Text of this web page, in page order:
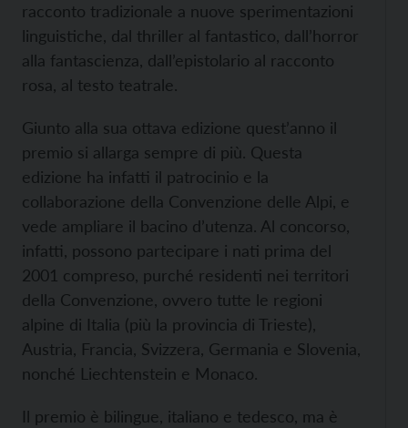
racconto tradizionale a nuove sperimentazioni
linguistiche, dal thriller al fantastico, dall’horror
alla fantascienza, dall’epistolario al racconto
rosa, al testo teatrale.
Giunto alla sua ottava edizione quest’anno il
premio si allarga sempre di più. Questa
edizione ha infatti il patrocinio e la
collaborazione della Convenzione delle Alpi, e
vede ampliare il bacino d’utenza. Al concorso,
infatti, possono partecipare i nati prima del
2001 compreso, purché residenti nei territori
della Convenzione, ovvero tutte le regioni
alpine di Italia (più la provincia di Trieste),
Austria, Francia, Svizzera, Germania e Slovenia,
nonché Liechtenstein e Monaco.
Il premio è bilingue, italiano e tedesco, ma è